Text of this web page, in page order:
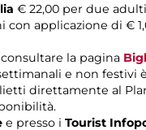
€ 22,00 per due
con applicazione di €
la pagina
e non festivi
direttamente al
e presso i Tourist